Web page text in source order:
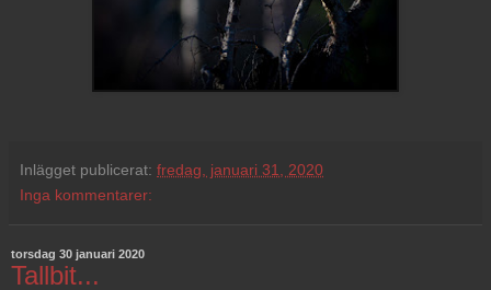
Inlägget publicerat: fredag, januari 31, 2020
Inga kommentarer:
torsdag 30 januari 2020
Tallbit...